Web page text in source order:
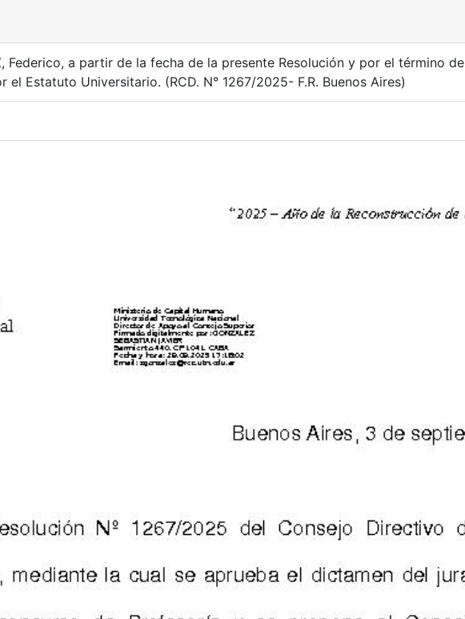
Federico, a partir de la fecha de la presente Resolución y por el término
Estatuto Universitario. (RCD. N° 1267/2025- F.R. Buenos Aires)